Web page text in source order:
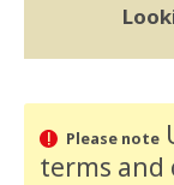
Please note
terms and